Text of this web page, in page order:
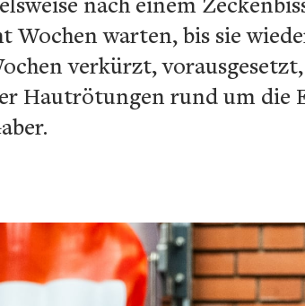
Wochen warten, bis sie
verkürzt,
Hautrötungen rund um die